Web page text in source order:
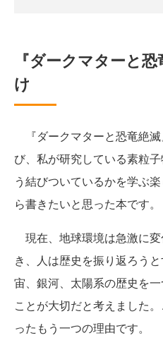
『ダークマターと
け
『ダークマターと恐竜絶
び、私が研究している素粒
う結びついているかを学ぶ
ら書きたいと思った本です。
現在、地球環境は急激に
き、人は歴史を振り返ろう
宙、銀河、太陽系の歴史を
ことが大切だと考えました
ったもう一つの理由です。